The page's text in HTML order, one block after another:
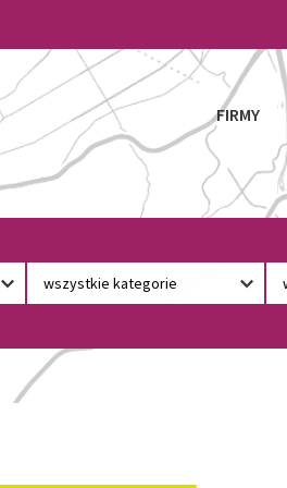
FIRMY